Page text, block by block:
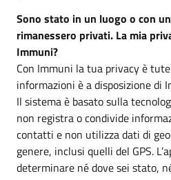
Sono stato in un luogo o con
rimanessero privati. La mia
Immuni?
Con Immuni la tua privacy è
informazioni è a disposizione di
Il sistema è basato sulla
non registra o condivide
contatti e non utilizza dati di
genere, inclusi quelli del GPS.
determinare né dove sei stato,